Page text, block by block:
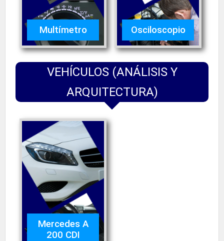
Multímetro Osciloscopio
VEHÍCULOS (ANÁLISIS Y
ARQUITECTURA)
Mercedes A
200 CDI